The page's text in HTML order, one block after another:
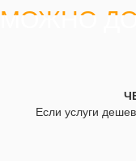
МОЖНО
Если услуги